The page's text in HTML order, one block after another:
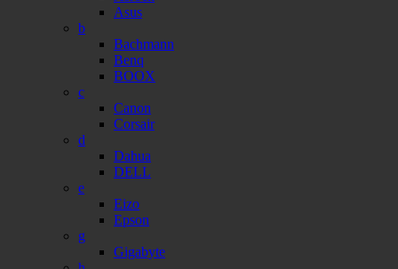
Asus
b
Bachmann
Benq
BOOX
c
Canon
Corsair
d
Dahua
DELL
e
Eizo
Epson
g
Gigabyte